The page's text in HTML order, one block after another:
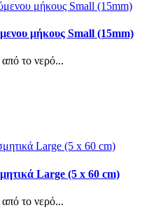
μήκους Small (15mm)
το νερό...
Large (5 x 60 cm)
το νερό...